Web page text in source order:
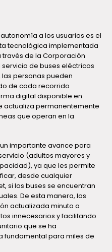
a los usuarios es el
tecnológica implementada
través de la Corporación
de buses eléctricos
las personas pueden
de cada recorrido
digital disponible en
actualiza permanentemente
que operan en la
importante avance para
(adultos mayores y
ya que les permite
desde cualquier
si los buses se encuentran
De esta manera, los
actualizada minuto a
innecesarios y facilitando
que se ha
fundamental para miles de